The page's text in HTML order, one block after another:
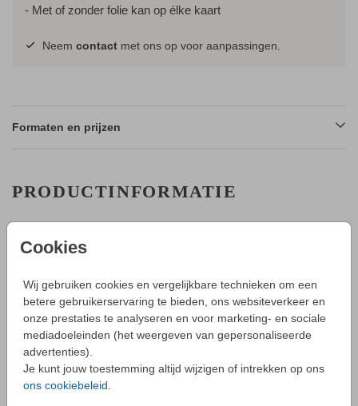
Cookies
Wij gebruiken cookies en vergelijkbare technieken om een
betere gebruikerservaring te bieden, ons websiteverkeer en
onze prestaties te analyseren en voor marketing- en sociale
mediadoeleinden (het weergeven van gepersonaliseerde
advertenties).
Je kunt jouw toestemming altijd wijzigen of intrekken op ons
ons cookiebeleid
- Met of zonder folie kan op élke kaart
Neem contact met ons op voor aanpassingen.
Formaten en prijzen
PRODUCTINFORMATIE
HOE WERKT HET?
- Maak in de editor een mooi ontwerp van dit geboortekaartje.
- Sla deze op in je account en bestel daarna een proefdruk.
- Tijdens bestellen kun je kiezen uit verschillende formaten,
papiersoorten en envelopkleuren.
- Bij je 1e proefdruk ontvang je een proefsetje van
papiersoorten en envelopkleuren.
Toon meer
COLLECTIE